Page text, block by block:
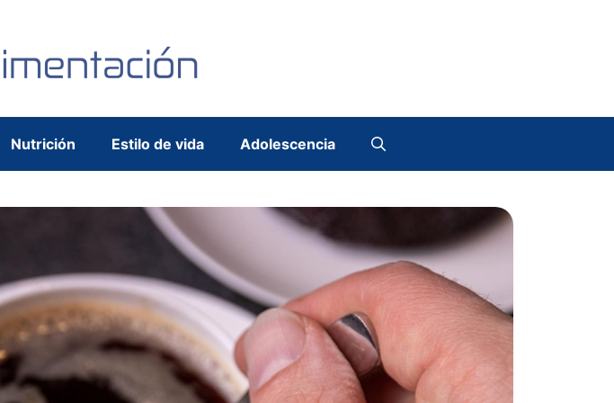
Nutrición Estilo de vida Adolescencia